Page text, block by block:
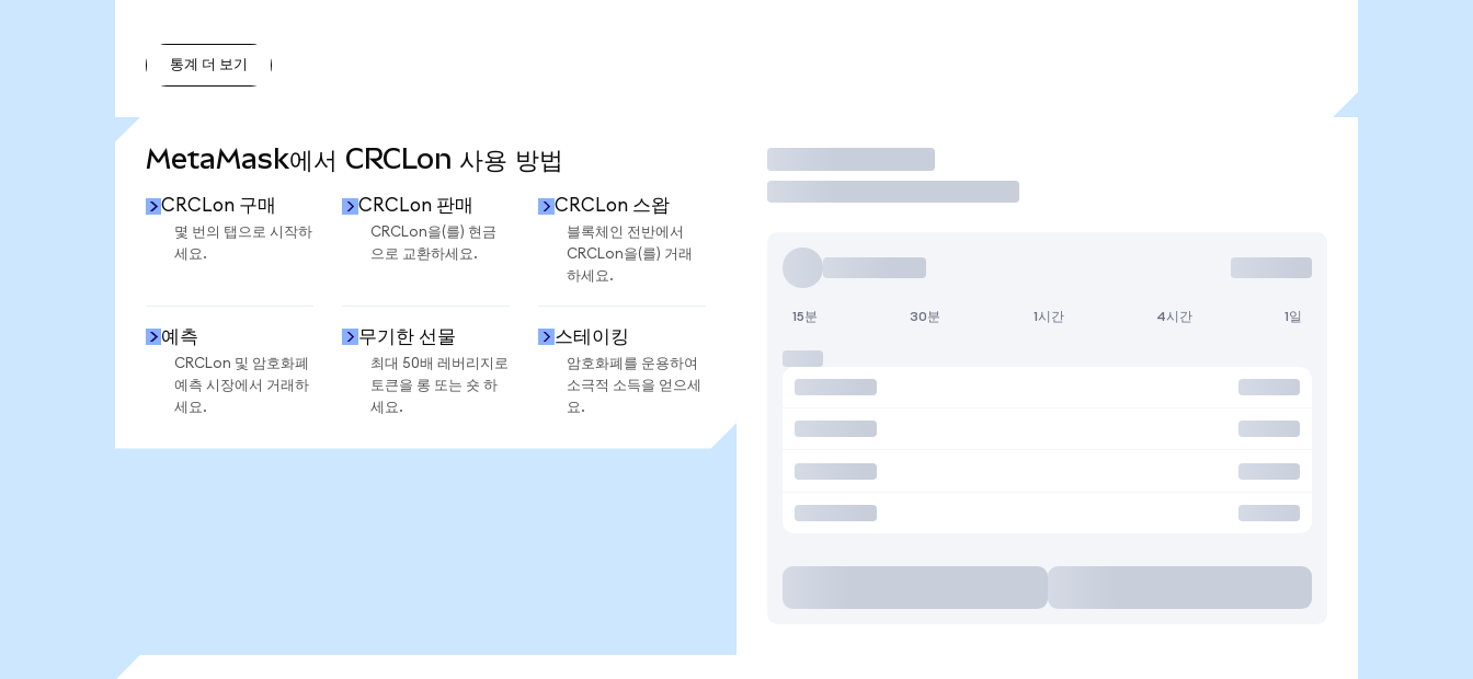
통계 더 보기
MetaMask에서 CRCLon 사용 방법
CRCLon 구매
몇 번의 탭으로 시작하
세요.
CRCLon 판매
CRCLon을(를) 현금
으로 교환하세요.
CRCLon 스왑
블록체인 전반에서
CRCLon을(를) 거래
하세요.
예측
CRCLon 및 암호화폐
예측 시장에서 거래하
세요.
무기한 선물
최대 50배 레버리지로
토큰을 롱 또는 숏 하
세요.
스테이킹
암호화폐를 운용하여
소극적 소득을 얻으세
요.
거래
15분 30분 1시간 4시간 1일